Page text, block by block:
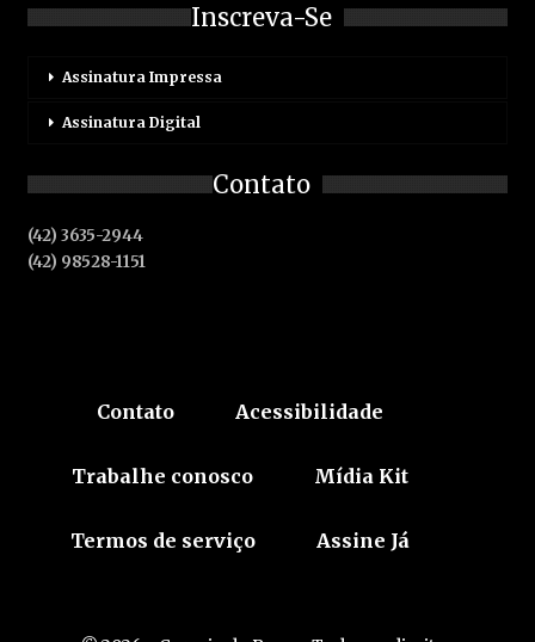
Inscreva-Se
Assinatura Impressa
Assinatura Digital
Contato
(42) 3635-2944
(42) 98528-1151
Contato Acessibilidade
Trabalhe conosco Mídia Kit
Termos de serviço Assine Já